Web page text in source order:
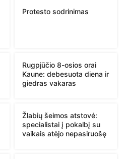
Protesto sodrinimas
Rugpjūčio 8-osios orai
Kaune: debesuota diena ir
giedras vakaras
Žlabių šeimos atstovė:
specialistai į pokalbį su
vaikais atėjo nepasiruošę